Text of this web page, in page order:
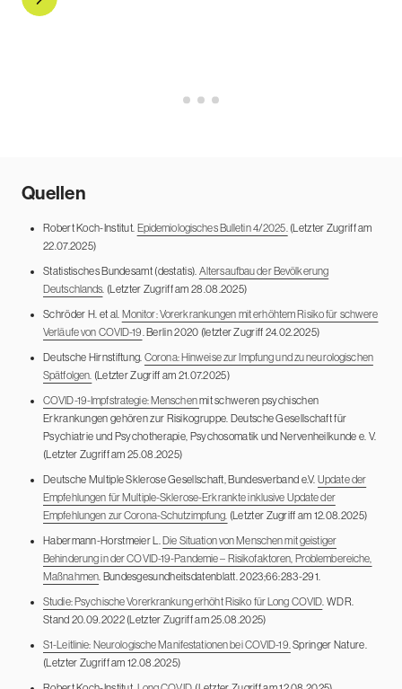
Quellen
Robert Koch-Institut. Epidemiologisches Bulletin 4/2025.(Letzter Zugriff am
22.07.2025)
Statistisches Bundesamt (destatis). Altersaufbau der Bevölkerung
Deutschlands. (Letzter Zugriff am 28.08.2025)
Schröder H. et al. Monitor: Vorerkrankungen mit erhöhtem Risiko für schwere
Verläufe von COVID-19. Berlin 2020 (letzter Zugriff 24.02.2025)
Deutsche Hirnstiftung. Corona: Hinweise zur Impfung und zu neurologischen
Spätfolgen. (Letzter Zugriff am 21.07.2025)
COVID-19-Impfstrategie: Menschenmit schweren psychischen
Erkrankungen gehören zur Risikogruppe. Deutsche Gesellschaft für
Psychiatrie und Psychotherapie, Psychosomatik und Nervenheilkunde e. V.
(Letzter Zugriff am 25.08.2025)
Deutsche Multiple Sklerose Gesellschaft, Bundesverband e.V. Update der
Empfehlungen für Multiple-Sklerose-Erkrankte inklusive Update der
Empfehlungen zur Corona-Schutzimpfung. (Letzter Zugriff am 12.08.2025)
Habermann-Horstmeier L. Die Situation von Menschen mit geistiger
Behinderung in der COVID-19-Pandemie – Risikofaktoren, Problembereiche,
Maßnahmen. Bundesgesundheitsdatenblatt. 2023;66:283-291.
Studie: Psychische Vorerkrankung erhöht Risiko für Long COVID. WDR.
Stand 20.09.2022 (Letzter Zugriff am 25.08.2025)
S1-Leitlinie: Neurologische Manifestationen bei COVID-19.Springer Nature.
(Letzter Zugriff am 12.08.2025)